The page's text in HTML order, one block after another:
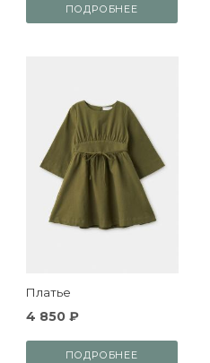
ПОДРОБНЕЕ
Платье
4 850 ₽
ПОДРОБНЕЕ